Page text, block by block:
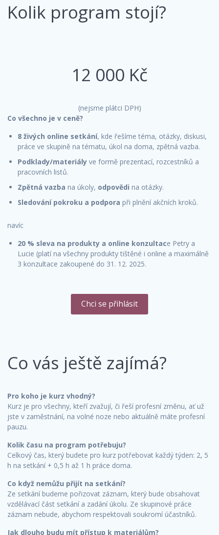
Kolik program stojí?
12 000 Kč
(nejsme plátci DPH)
Co všechno je v ceně?
8 živých online setkání, kde řešíme téma, otázky, diskusi,
práce ve skupině na tématu, úkol na doma, zpětná vazba.
Podklady/materiály ve formě prezentací, rozcestníků a
pracovních listů.
Zpětná vazba na úkoly, odpovědi na otázky.
Sledování pokroku a podpora při plnění akčních kroků.
navíc
20 % sleva na produkty a online konzultace Petry a
Lucie (platí na všechny produkty tištěné i online a maximálně
3 konzultace zakoupené do 31. 12. 2025.
Chci se přihlásit
Co vás ještě zajímá?
Pro koho je kurz vhodný?
Kurz je pro všechny, kteří zvažují, či řeší profesní změnu, ať už
jste v zaměstnání, na volné noze nebo aktuálně máte profesní
pauzu.
Kolik času na program potřebuju?
Celkový čas, který budete pro kurz potřebovat každý týden: 2, 5
h na setkání + 0,5 h až 1 h práce doma.
Co když nemůžu přijít na setkání?
Ze setkání budeme pořizovat záznam, který bude obsahovat
vzdělávací část setkání a zadání úkolu. Ze skupinové práce
záznam nebude, abychom respektovali soukromí účastníků.
Jak dlouho budu mít přístup k materiálům?